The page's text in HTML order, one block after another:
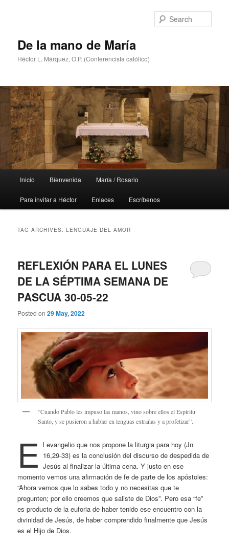
De la mano de María
Héctor L. Márquez, O.P. (Conferencista católico)
Inicio Bienvenida María / Rosario
Para invitar a Héctor Enlaces Escríbenos
TAG ARCHIVES:LENGUAJE DEL AMOR
REFLEXIÓN PARA EL LUNES
DE LA SÉPTIMA SEMANA DE
PASCUA 30-05-22
Posted on29 May, 2022
“Cuando Pablo les impuso las manos, vino sobre ellos el Espíritu
Santo, y se pusieron a hablar en lenguas extrañas y a profetizar”.
E l evangelio que nos propone la liturgia para hoy (Jn
16,29-33) es la conclusión del discurso de despedida de
Jesús al finalizar la última cena. Y justo en ese
momento vemos una afirmación de fe de parte de los apóstoles:
“Ahora vemos que lo sabes todo y no necesitas que te
pregunten; por ello creemos que saliste de Dios”. Pero esa “fe”
es producto de la euforia de haber tenido ese encuentro con la
divinidad de Jesús, de haber comprendido finalmente que Jesús
es el Hijo de Dios.